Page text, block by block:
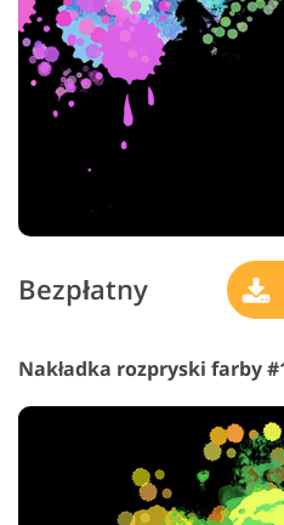
Bezpłatny
Nakładka rozpryski farby